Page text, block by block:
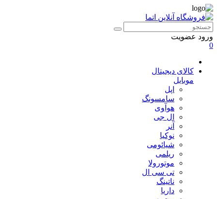
ورود عضویت
0
کالای دیجیتال
موبایل
اپل
سامسونگ
هوآوی
ال جی
آنر
نوکیا
شیائومی
ریلمی
موتورولا
تی سی ال
ناتینگ
داریا